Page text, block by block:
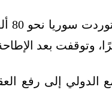
وتوقفت بعد
الدولي إلى رفع